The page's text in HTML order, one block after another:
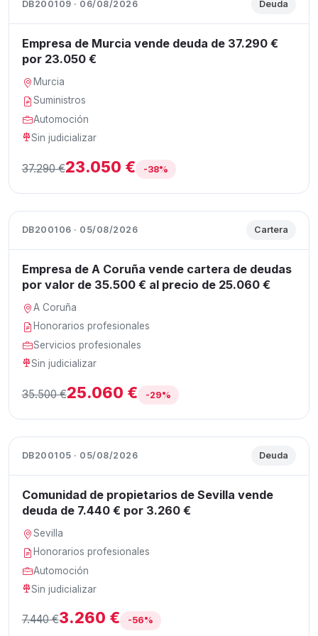
DB200109 · 06/08/2026 Deuda
Empresa de Murcia vende deuda de 37.290 €
por 23.050 €
Murcia
Suministros
Automoción
Sin judicializar
37.290 €23.050 € -38%
DB200106 · 05/08/2026 Cartera
Empresa de A Coruña vende cartera de deudas
por valor de 35.500 € al precio de 25.060 €
A Coruña
Honorarios profesionales
Servicios profesionales
Sin judicializar
35.500 €25.060 € -29%
DB200105 · 05/08/2026 Deuda
Comunidad de propietarios de Sevilla vende
deuda de 7.440 € por 3.260 €
Sevilla
Honorarios profesionales
Automoción
Sin judicializar
7.440 €3.260 € -56%